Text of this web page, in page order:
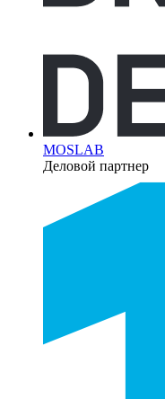
MOSLAB
Деловой партнер